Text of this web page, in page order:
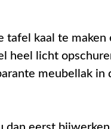
tafel kaal te maken
heel licht
meubellak in